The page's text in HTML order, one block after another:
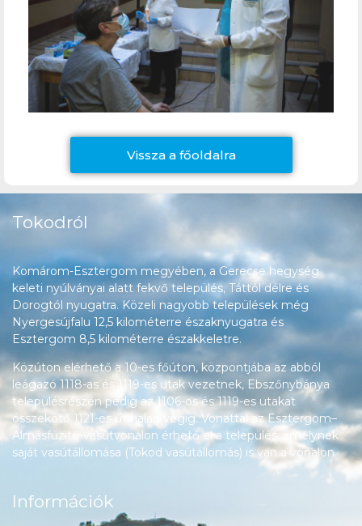
Vissza a főoldalra
Tokodról
Komárom-Esztergom megyében, a Gerecse hegység
keleti nyúlványai alatt fekvő település, Táttól délre és
Dorogtól nyugatra. Közeli nagyobb települések még
Nyergesújfalu 12,5 kilométerre északnyugatra és
Esztergom 8,5 kilométerre északkeletre.
Közúton elérhető a 10-es főúton, központjába az abból
leágazó 1118-as és 1119-es utak vezetnek, Ebszőnybánya
településrészén pedig az 1106-os és 1119-es utakat
összekötő 1121-es út halad végig. Vonattal az Esztergom–
Almásfüzitő-vasútvonalon érhető el a település, amelynek
saját vasútállomása (Tokod vasútállomás) is van a vonalon.
Információk